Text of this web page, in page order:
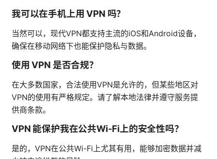
我可以在手机上用 VPN 吗？
当然可以，现代VPN都支持主流的iOS和Android设备，
确保在移动网络下也能保护隐私与数据。
使用 VPN 是否合规？
在大多数国家，合法使用VPN是允许的，但某些地区对
VPN的使用有严格规定。请了解本地法律并遵守服务提
供商条款。
VPN 能保护我在公共Wi-Fi上的安全性吗？
是的，VPN在公共Wi-Fi上尤其有用，能够加密数据并减